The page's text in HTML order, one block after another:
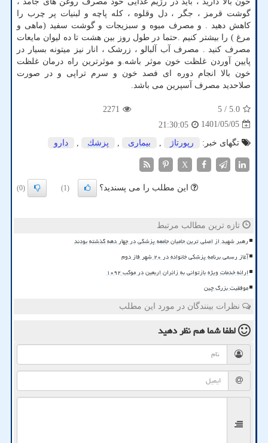
گوشت قرمز ، جگر ، دل وقلوه ، کله پاچه و لبنیات پر چرب را
کاهش دهید . و مصرف میوه و سبزیجات و گوشت سفید (ماهی و
مرغ ) را بیشتر کنیم .حتما در طول روز بین هشت تا ده لیوان مایعات
مصرف کنید . مصرف آب آلبالو ، زرشک ، انار نیز میتونه بسیار در
پایین آوردن غلظت خون موثر باشه.و موثرترین راه درمان غلظت
خون بالا انجام دوره ای فصد خون و سرم تراپی و در صورت
صلاحدید مصرف آسپرین می باشد.
5.0
/ 5
2271
1401/05/05
21:30:05
تگهای خبر:
رپورتاژ بیماری پزشك دارو
X
این مطلب را می پسندید؟ (1)
(0)
تازه ترین مطالب مرتبط
رهبر شهید از اصلی ترین حامیان جامعه پزشکی در چهار دهه گذشته بودند
آغاز رسمی برنامه پزشکی خانواده در ۲۰ شهر فاز دوم
ارائه خدمات ویژه بازتوانی به زائران اربعین در موکب ۱۰۹۲
موفقیت بزرگ چین
نظرات بینندگان در مورد این مطلب
لطفا شما همنظر دهید